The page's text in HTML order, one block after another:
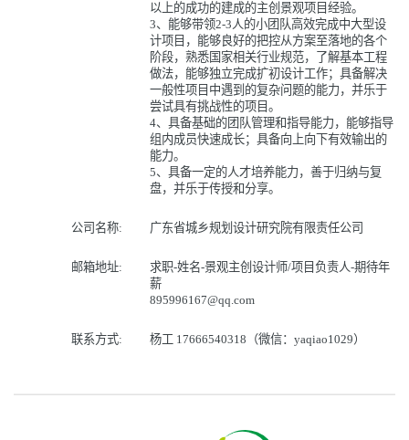
以上的成功的建成的主创景观项目经验。
3、能够带领2-3人的小团队高效完成中大型设
计项目，能够良好的把控从方案至落地的各个
阶段，熟悉国家相关行业规范，了解基本工程
做法，能够独立完成扩初设计工作；具备解决
一般性项目中遇到的复杂问题的能力，并乐于
尝试具有挑战性的项目。
4、具备基础的团队管理和指导能力，能够指导
组内成员快速成长；具备向上向下有效输出的
能力。
5、具备一定的人才培养能力，善于归纳与复
盘，并乐于传授和分享。
公司名称: 广东省城乡规划设计研究院有限责任公司
邮箱地址:
求职-姓名-景观主创设计师/项目负责人-期待年
薪
895996167@qq.com
联系方式: 杨工 17666540318（微信：yaqiao1029）